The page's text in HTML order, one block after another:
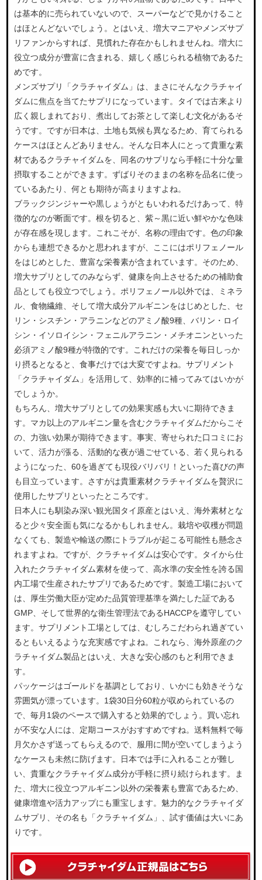
は基本的に売られていないので、スーパーなどで見かけること
はほとんどないでしょう。とはいえ、増大マニアやメンズサプ
リファンからすれば、見慣れた存在かもしれませんね。増大に
役立つ成分が豊富に含まれる、嬉しく感じられる植物であるた
めです。
メンズサプリ「クラチャイダム」は、まさにそんなクラチャイ
ダムに焦点を当てたサプリになっています。タイでは古来より
広く親しまれており、煮出してお茶として楽しむ文化があるそ
うです。ですが日本は、土地も気候も異なるため、育てられる
ケースはほとんどありません。そんな日本人にとって貴重な素
材であるクラチャイダムを、同名のサプリなら手軽に十分な量
摂取することができます。ずばりそのままの名称を品名に使っ
ているあたり、何とも期待が高まりますよね。
ブラックジンジャーや黒しょうがともいわれるだけあって、特
徴的なのが断面です。根を切ると、紫～黒に近い鮮やかな色味
が存在感を現します。これこそが、名称の理由です。色の印象
からも連想できるかと思われますが、ここにはポリフェノール
をはじめとした、豊富な栄養素が含まれています。そのため、
増大サプリとしてのみならず、健康を向上させるための補助食
品としても役立つでしょう。ポリフェノール以外では、ミネラ
ル、食物繊維、そして増大成分アルギニンをはじめとした、セ
リン・シスチン・アラニンなどのアミノ酸9種、バリン・ロイ
シン・イソロイシン・フェニルアラニン・メチオニンといった
必須アミノ酸9種が特徴的です。これだけの栄養を毎日しっか
り摂るとなると、食事だけでは大変ですよね。サプリメント
「クラチャイダム」を活用して、効率的に補ってみてはいかが
でしょうか。
もちろん、増大サプリとしての効果実感も大いに期待できま
す。マカ以上のアルギニン量を含むクラチャイダムだからこそ
の、力強い効果が期待できます。事実、寄せられた口コミにお
いて、活力が漲る、活動的な夜が過ごせている、若く見られる
ようになった、60を過ぎても現役バリバリ！といった喜びの声
も目立っています。さすがは貴重素材クラチャイダムを贅沢に
使用したサプリといったところです。
日本人にも馴染み深い観光国タイ原産とはいえ、海外素材とな
ると少々安全面も気になるかもしれません。栽培や収穫が問題
なくても、製造や輸送の際にトラブルが起こる可能性も懸念さ
れますよね。ですが、クラチャイダムは安心です。タイから仕
入れたクラチャイダム素材を使って、高水準の安全性を誇る国
内工場で生産されたサプリであるためです。製造工場において
は、厚生労働大臣が定めた品質管理基準を満たした証である
GMP、そして世界的な衛生管理法であるHACCPを遵守してい
ます。サプリメント工場としては、むしろこだわられ過ぎてい
るともいえるような充実感ですよね。これなら、海外原産のク
ラチャイダム製品とはいえ、大きな安心感のもと利用できま
す。
パッケージはゴールドを基調としており、いかにも効きそうな
雰囲気が漂っています。1袋30日分60粒が収められているの
で、毎月1袋のペースで購入すると効果的でしょう。買い忘れ
が不安な人には、定期コースがおすすめですね。送料無料で毎
月欠かさず送ってもらえるので、服用に間が空いてしまうよう
なケースも未然に防げます。日本では手に入れることが難し
い、貴重なクラチャイダム成分が手軽に摂り続けられます。ま
た、増大に役立つアルギニン以外の栄養素も豊富であるため、
健康増進や活力アップにも重宝します。魅力的なクラチャイダ
ムサプリ、その名も「クラチャイダム」、試す価値は大いにあ
りです。